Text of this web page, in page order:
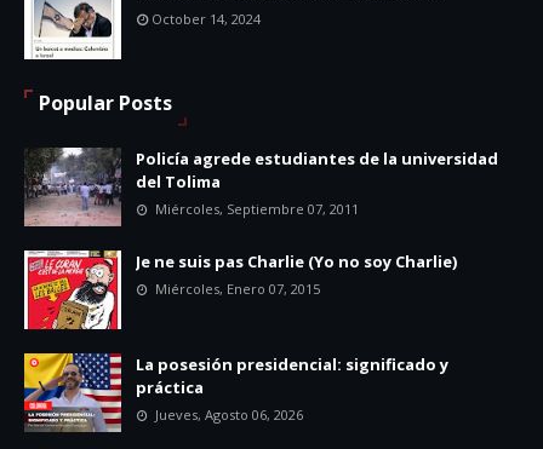
October 14, 2024
Popular Posts
Policía agrede estudiantes de la universidad
del Tolima
Miércoles, Septiembre 07, 2011
Je ne suis pas Charlie (Yo no soy Charlie)
Miércoles, Enero 07, 2015
La posesión presidencial: significado y
práctica
Jueves, Agosto 06, 2026